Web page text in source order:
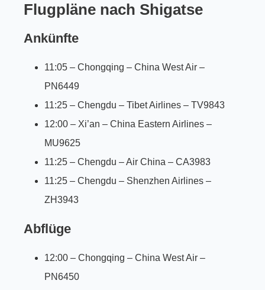
Flugpläne nach Shigatse
Ankünfte
11:05 – Chongqing – China West Air –
PN6449
11:25 – Chengdu – Tibet Airlines – TV9843
12:00 – Xi’an – China Eastern Airlines –
MU9625
11:25 – Chengdu – Air China – CA3983
11:25 – Chengdu – Shenzhen Airlines –
ZH3943
Abflüge
12:00 – Chongqing – China West Air –
PN6450